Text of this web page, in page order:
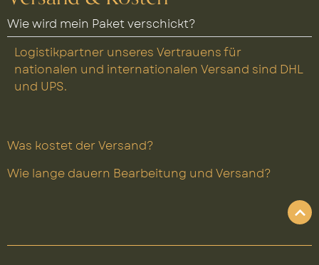
Wie wird mein Paket verschickt?
Logistikpartner unseres Vertrauens für
nationalen und internationalen Versand sind DHL
und UPS.
Was kostet der Versand?
Wie lange dauern Bearbeitung und Versand?